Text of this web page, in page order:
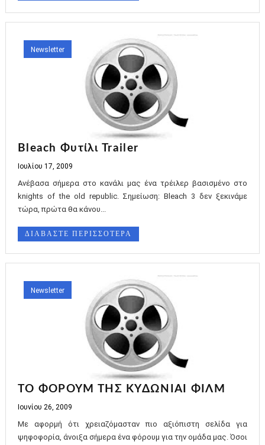
Newsletter
Bleach Φυτίλι Trailer
Ιουλίου 17, 2009
Ανέβασα σήμερα στο κανάλι μας ένα τρέιλερ βασισμένο στο
knights of the old republic. Σημείωση: Bleach 3 δεν ξεκινάμε
τώρα, πρώτα θα κάνου...
ΔΙΑΒΑΣΤΕ ΠΕΡΙΣΣΟΤΕΡΑ
Newsletter
ΤΟ ΦΟΡΟΥΜ ΤΗΣ ΚΥΔΩΝΙΑΙ ΦΙΛΜ
Ιουνίου 26, 2009
Με αφορμή ότι χρειαζόμασταν πιο αξιόπιστη σελίδα για
ψηφοφορία, άνοιξα σήμερα ένα φόρουμ για την ομάδα μας. Όσοι